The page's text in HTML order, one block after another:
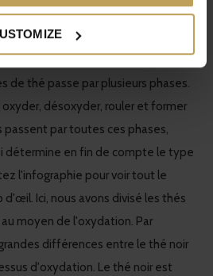
sont pas du tout des thés? Le thé
ou Sinensis!
de thé passe par plusieurs phases.
désoxyder, rouler et former
passent par toutes ces phases,
détermine en fin de compte le type
l'infographie pour voir tout le
d'œil. Ici, nous avons divisé les thés
moyen de l'oxydation. Par
différences entre le thé noir
d'oxydation. Le thé noir est